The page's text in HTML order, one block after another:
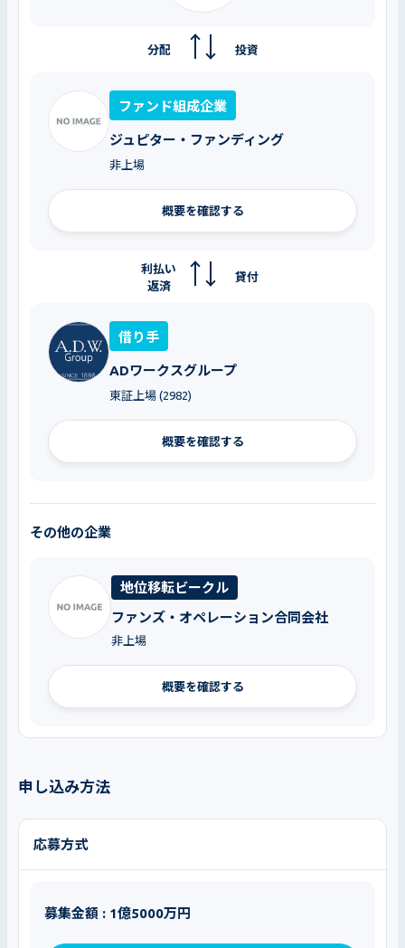
投資
分配
ファンド組成企業
ジュピター・ファンディング
非上場
概要を確認する
貸付
利払い
返済
借り手
ADワークスグループ
東証上場 (2982)
概要を確認する
その他の企業
地位移転ビークル
ファンズ・オペレーション合同会社
非上場
概要を確認する
申し込み方法
応募方式
募集金額 : 1億5000万円